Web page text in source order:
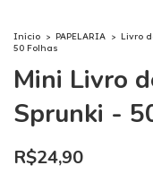
Início > PAPELARIA > Livro
50 Folhas
Mini Livro
Sprunki -
R$24,90